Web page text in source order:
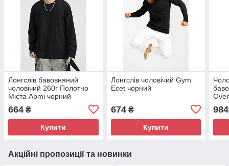
Лонгслів бавовняний
чоловічий 260г Полотно
Міста Apmi чорний
664 ₴
Купити
Лонгслів чоловічий Gym
Ecet чорний
674₴
Купити
984
Акційні пропозиції та новинки